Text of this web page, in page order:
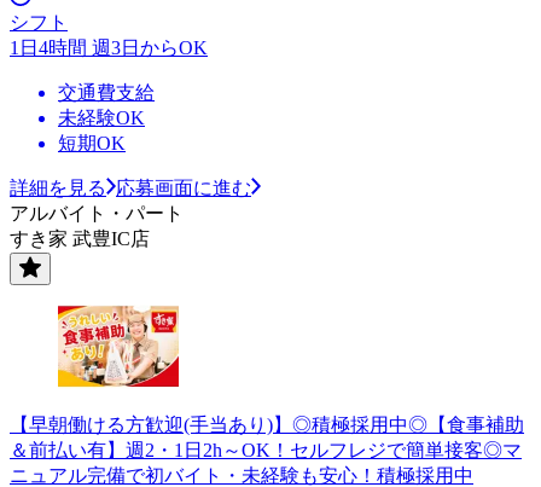
シフト
1日4時間 週3日からOK
交通費支給
未経験OK
短期OK
詳細を見る
応募画面に進む
アルバイト・パート
すき家 武豊IC店
【早朝働ける方歓迎(手当あり)】◎積極採用中◎【食事補助
＆前払い有】週2・1日2h～OK！セルフレジで簡単接客◎マ
ニュアル完備で初バイト・未経験も安心！積極採用中